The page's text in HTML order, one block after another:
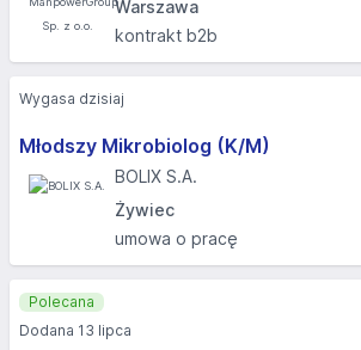
Warszawa
kontrakt b2b
Młodszy Mikrobiolog (K/M)
BOLIX S.A.
Żywiec
umowa o pracę
Wygasa dzisiaj
Polecana
Dodana 13 lipca